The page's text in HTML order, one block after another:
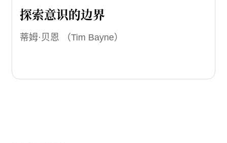
探索意识的边界
蒂姆·贝恩 （Tim Bayne）